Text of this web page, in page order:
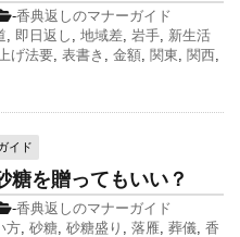
-香典返しのマナーガイド
即日返し 地域差 岩手 新生活
げ法要 表書き 金額 関東 関西
イド
糖を贈ってもいい？
-香典返しのマナーガイド
方 砂糖 砂糖盛り 落雁 葬儀 香